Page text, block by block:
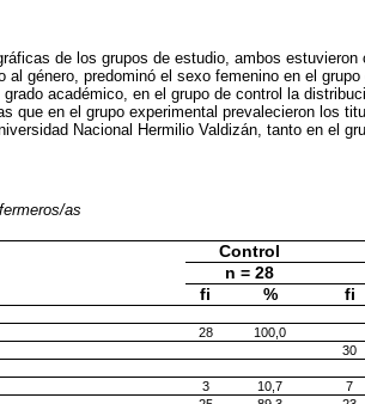
de los grupos de estudio, ambos estuvieron
género, predominó el sexo femenino en el
académico, en el grupo de control la
que en el grupo experimental prevalecieron los
Nacional Hermilio Valdizán, tanto en el
as
Control
n = 28
fi
% fi
28
100,0
30
3 10,7 7